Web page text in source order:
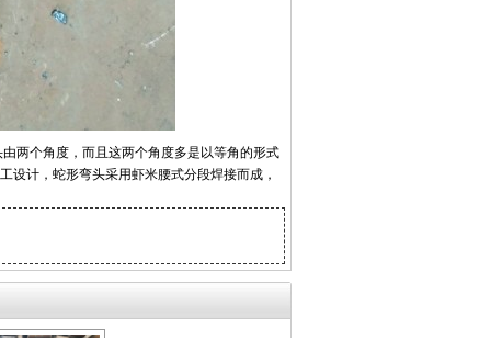
两个角度，而且这两个角度多是以等角的形式
设计，蛇形弯头采用虾米腰式分段焊接而成，